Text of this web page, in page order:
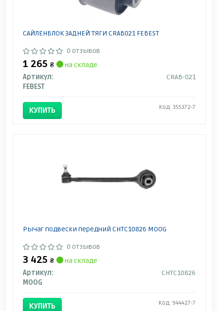
САЙЛЕНБЛОК ЗАДНЕЙ ТЯГИ CRAB021 FEBEST
0 отзывов
1 265 ₴
на складе
Артикул:
CRAB-021
FEBEST
КУПИТЬ Код: 355372-7
Рычаг подвески передний CHTC10826 MOOG
0 отзывов
3 425 ₴
на складе
Артикул:
CHTC10826
MOOG
КУПИТЬ Код: 944427-7